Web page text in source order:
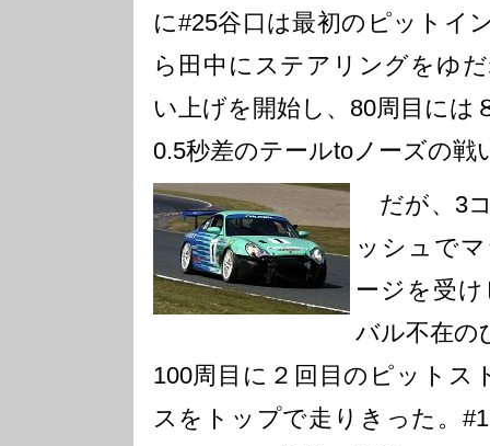
に#25谷口は最初のピットイ
ら田中にステアリングをゆ
い上げを開始し、80周目には
0.5秒差のテールtoノーズの戦
だが、3
ッシュで
ージを受
バル不在の
100周目に２回目のピットス
スをトップで走りきった。